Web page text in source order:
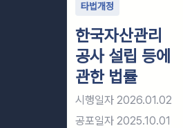
타법개정
한국자산관리
공사 설립 등에
관한 법률
시행일자 2026.01.02
공포일자 2025.10.01